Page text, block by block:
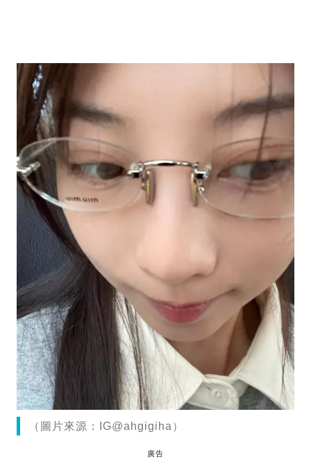
（圖片來源：IG@ahgigiha）
廣告